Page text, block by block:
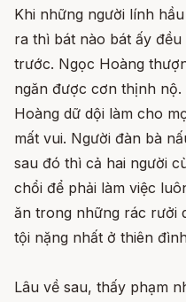
Khi những người lính
ra thì bát nào bát ấy
trước. Ngọc Hoàng
ngăn được cơn thịnh nộ.
Hoàng dữ dội làm cho
mất vui. Người đàn bà
sau đó thì cả hai người
chổi để phải làm việc
ăn trong những rác rưởi
tội nặng nhất ở thiên
Lâu về sau, thấy phạm